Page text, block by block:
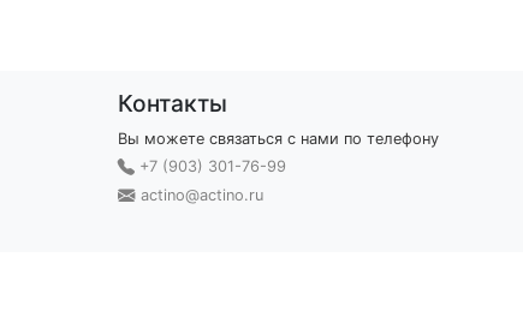
Контакты
Вы можете связаться с нами по телефону
+7 (903) 301-76-99
actino@actino.ru